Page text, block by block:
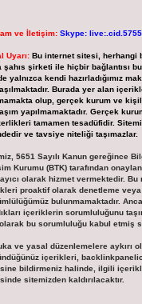
ve İletişim: Skype:
Uyarı: Bu internet sitesi, herhangi
şahıs şirketi ile hiçbir bağlantısı
yalnızca kendi hazırladığımız
Burada yer alan
olup, gerçek kurum ve
yapılmamaktadır. Gerçek
tamamen tesadüfidir.
ve tavsiye niteliği taşımazlar.
5651 Sayılı Kanun gereğince
Kurumu (BTK) tarafından
olarak hizmet vermektedir.
proaktif olarak denetleme veya
bulunmamaktadır.
içeriklerin sorumluluğunu
bu sorumluluğu kabul etmiş
ve yasal düzenlemelere aykırı
içerikleri,
bildirmeniz halinde, ilgili
sitemizden kaldırılacaktır.